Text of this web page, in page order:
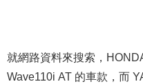
就網路資料來搜索，
Wave110i AT 的車款，而